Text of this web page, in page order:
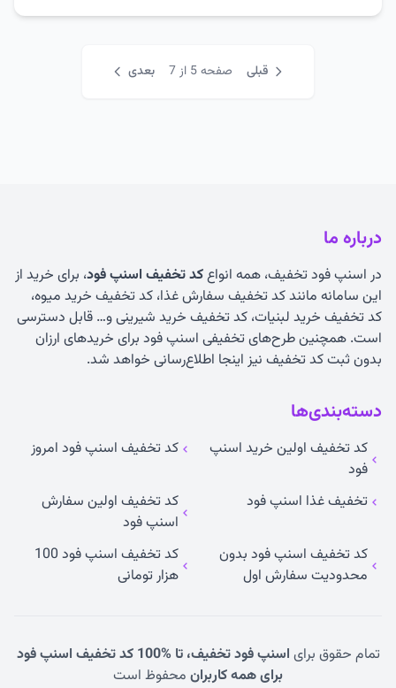
قبلی صفحه 5 از 7 بعدی
درباره ما
در اسنپ فود تخفیف، همه انواعکد تخفیف اسنپ فود، برای خرید از
این سامانه مانند کد تخفیف سفارش غذا، کد تخفیف خرید میوه،
کد تخفیف خرید لبنیات، کد تخفیف خرید شیرینی و… قابل دسترسی
است. همچنین طرح‌های تخفیفی اسنپ فود برای خریدهای ارزان
بدون ثبت کد تخفیف نیز اینجا اطلاع‌رسانی خواهد شد.
دسته‌بندی‌ها
کد تخفیف اولین خرید اسنپ
فود
کد تخفیف اسنپ فود امروز
تخفیف غذا اسنپ فود
کد تخفیف اولین سفارش
اسنپ فود
کد تخفیف اسنپ فود بدون
محدودیت سفارش اول
کد تخفیف اسنپ فود 100
هزار تومانی
تمام حقوق برای
اسنپ فود تخفیف، تا %100 کد تخفیف اسنپ فود
برای همه کاربران محفوظ است